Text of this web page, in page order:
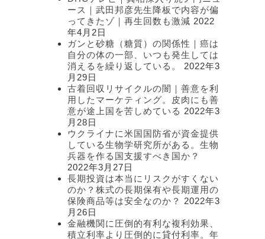
ース｜武田邦彦先生降板で内容が偏
ってきたゾ｜再生回数も激減 2022
年4月2日
ガンと砂糖（糖質）の関係性｜癌は
自分の体の一部、いつも発生しては
消えるを繰り返している。
2022年3
月29日
古着回収リサイクルの闇｜善意を利
用したマーケティング。皮肉にも善
意が途上国を苦しめている 2022年3
月28日
ウクライナに米国国防省が資金提供
している生物学研究所がある。生物
兵器を作る国支援すべき国か？
2022年3月27日
長期投資は本当にリスクがすくない
のか？株式の長期保有や長期運用の
保険商品等は安全なのか？
2022年3
月26日
金融機関に圧倒的有利な複利効果、
積立利率より圧倒的に貸付利率。年